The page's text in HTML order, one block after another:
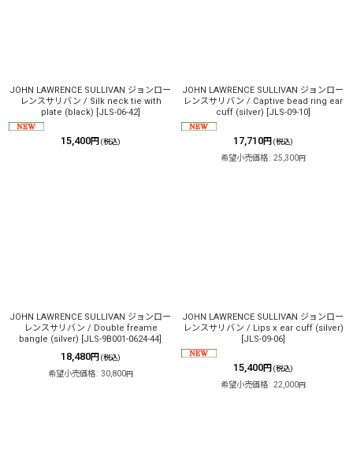
JOHN LAWRENCE SULLIVAN ジョンロー
レンスサリバン / Silk neck tie with
plate (black)
JLS-06-42]
15,400円 (税込)
JOHN LAWRENCE SULLIVAN ジョンロー
レンスサリバン / Captive bead ring ear
cuff (silver)
JLS-09-10]
17,710円 (税込)
希望小売価格: 25,300円
JOHN LAWRENCE SULLIVAN ジョンロー
レンスサリバン / Double freame
bangle (silver)
JLS-9B001-0624-44
18,480円 (税込)
希望小売価格: 30,800円
JOHN LAWRENCE SULLIVAN ジョンロー
レンスサリバン / Lips x ear cuff (silver)
JLS-09-06]
15,400円 (税込)
希望小売価格: 22,000円